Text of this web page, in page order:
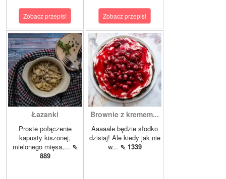
Zobacz przepis! Zobacz przepis!
Łazanki
Proste połączenie
kapusty kiszonej,
mielonego mięsa,... ⇖
889
Brownie z kremem...
Aaaaale będzie słodko
dzisiaj! Ale kiedy jak nie
w... ⇖ 1339